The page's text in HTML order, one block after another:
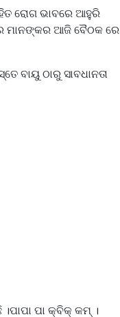
ରୋଗ ଭାବରେ ଆହୁରି
ମାନଙ୍କର ଆଜି ବୈଠକ ରେ
ବାୟୁ ଠାରୁ ସାବଧାନତା
ପା କ୍ବିକ୍ କମ୍ ।